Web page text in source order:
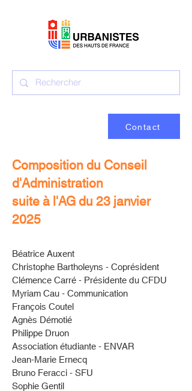
Contact
Composition du Conseil
d'Administration
suite à l'AG du 23 janvier
2025
Béatrice Auxent
Christophe Bartholeyns - Coprésident
Clémence Carré - Présidente du CFDU
Myriam Cau - Communication
François Coutel
Agnès Démotié
Philippe Druon
Association étudiante - ENVAR
Jean-Marie Ernecq
Bruno Feracci - SFU
Sophie Gentil